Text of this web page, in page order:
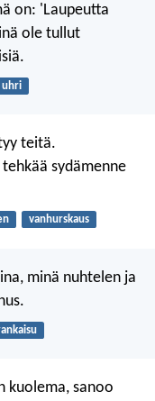
on: 'Laupeutta
ole tullut
uhri
teitä.
sydämenne
vanhurskaus
minä nuhtelen ja
kuolema, sanoo